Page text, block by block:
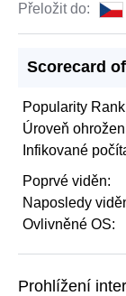
Přeložit do:
Scorecard
Popularity
Úroveň
Infikované
Poprvé viděn:
Naposledy
Ovlivněné OS:
Prohlížení